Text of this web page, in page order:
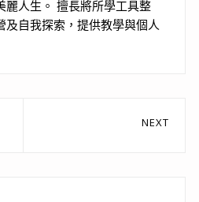
麗人生。 擅長將所學工具整
及自我探索，提供教學與個人
NEXT